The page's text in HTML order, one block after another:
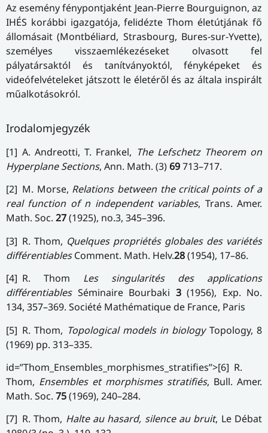
Az esemény fénypontjaként Jean-Pierre Bourguignon, az
IHÉS korábbi igazgatója, felidézte Thom életútjának fő
állomásait (Montbéliard, Strasbourg, Bures-sur-Yvette),
személyes visszaemlékezéseket olvasott fel
pályatársaktól és tanítványoktól, fényképeket és
videófelvételeket játszott le életéről és az általa inspirált
műalkotásokról.
Irodalomjegyzék
[1] A. Andreotti, T. Frankel, The Lefschetz Theorem on
Hyperplane Sections, Ann. Math. (3)69713–717.
[2] M. Morse, Relations between the critical points of a
real function of n independent variables, Trans. Amer.
Math. Soc. 27(1925), no.3, 345–396.
[3] R. Thom, Quelques propriétés globales des variétés
différentiablesComment. Math. Helv.28(1954), 17–86.
[4] R. Thom Les singularités des applications
différentiablesSéminaire Bourbaki 3(1956), Exp. No.
134, 357–369. Société Mathématique de France, Paris
[5] R. Thom, Topological models in biologyTopology, 8
(1969) pp. 313–335.
id=”Thom_Ensembles_morphismes_stratifies”>[6] R.
Thom, Ensembles et morphismes stratifiés, Bull. Amer.
Math. Soc. 75(1969), 240–284.
[7] R. Thom, Halte au hasard, silence au bruit, Le Débat